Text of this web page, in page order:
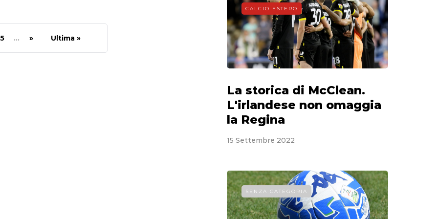
5 ... » Ultima »
CALCIO ESTERO
La storica di McClean.
L'irlandese non omaggia
la Regina
15 Settembre 2022
SENZA CATEGORIA